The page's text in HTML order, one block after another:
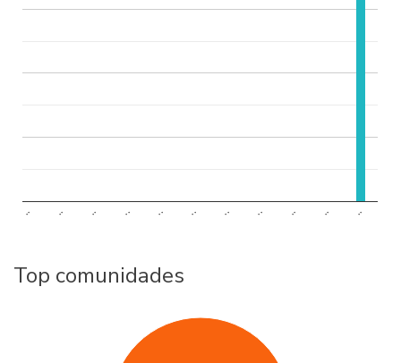
.. .. .. .. .. .. .. .. .. .. ..
Top comunidades